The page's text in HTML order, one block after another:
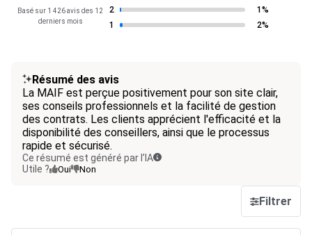
Basé sur 1 426 avis des 12
derniers mois
2
1%
1
2%
Résumé des avis
La MAIF est perçue positivement pour son site clair,
ses conseils professionnels et la facilité de gestion
des contrats. Les clients apprécient l'efficacité et la
disponibilité des conseillers, ainsi que le processus
rapide et sécurisé.
Ce résumé est généré par l’IA
Utile ?
Oui Non
Filtrer